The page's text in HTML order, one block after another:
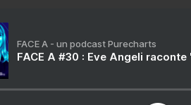
FACE A - un podcast Purecharts
FACE A #30 : Eve Angeli